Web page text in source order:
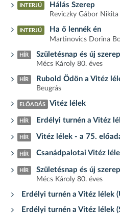
INTERJÚ Hálás Szerep
Reviczky Gábor Nikita
INTERJÚ Ha ő lennék én
Martinovics Dorina
HÍR Születésnap és új
Mécs Károly 80. éves
HÍR Rubold Ödön a Vitéz
Beugrás
ELŐADÁS Vitéz lélek
HÍR Erdélyi turnén a Vitéz
HÍR Vitéz lélek - a 75.
HÍR Csanádpalotai Vitéz
HÍR Születésnap és új
Mécs Károly 80. éves
Erdélyi turnén a Vitéz lélek
Erdélyi turnén a Vitéz lélek